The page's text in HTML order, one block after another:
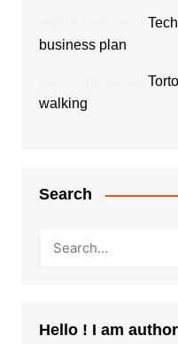
business plan
walking
Search
Hello ! I am author